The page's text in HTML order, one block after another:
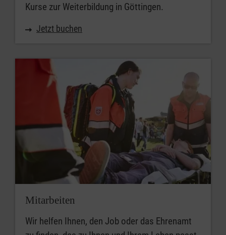
Kurse zur Weiterbildung in Göttingen.
Jetzt buchen
Mitarbeiten
Wir helfen Ihnen, den Job oder das Ehrenamt